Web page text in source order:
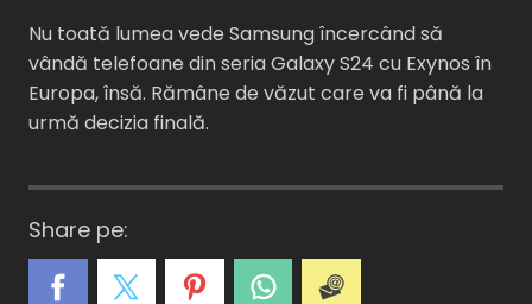
Nu toată lumea vede Samsung încercând să
vândă telefoane din seria Galaxy S24 cu Exynos în
Europa, însă. Rămâne de văzut care va fi până la
urmă decizia finală.
Share pe:
A C E I F